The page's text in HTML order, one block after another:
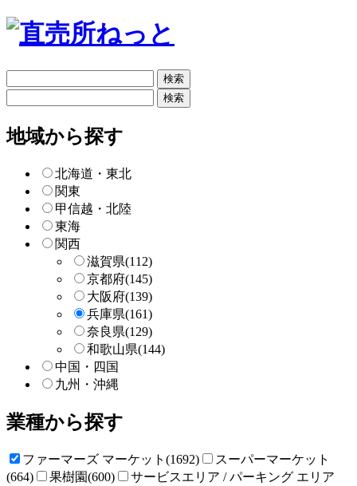
リ
ー
検
索
ー
検
地域から探す
北海道・東北
関東
甲信越・北陸
東海
関西
滋賀県(112)
京都府(145)
大阪府(139)
兵庫県(161)
奈良県(129)
和歌山県(144)
中国・四国
九州・沖縄
業種から探す
ファーマーズ マーケット(1692)
スーパーマーケット
(664)
果樹園(600)
サービスエリア / パーキング エリア